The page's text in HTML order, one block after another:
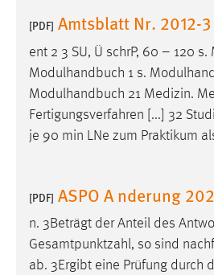
[PDF] Amtsblatt Nr. 2012-3
ent 2 3 SU, Ü schrP, 60 – 120
Modulhandbuch 1 s.
Modulhandbuch 21 Medizin.
Fertigungsverfahren [...] 32
je 90 min LNe zum Praktikum
[PDF] ASPO A nderung
n. 3Beträgt der Anteil des
Gesamtpunktzahl, so sind
ab. 3Ergibt eine Prüfung durch